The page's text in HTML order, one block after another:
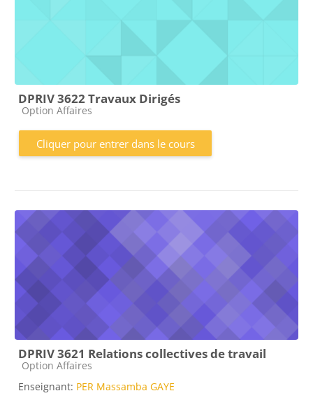
DPRIV 3622 Travaux Dirigés
Catégorie de cours
Option Affaires
Cliquer pour entrer dans le cours
DPRIV 3621 Relations collectives de travail
Catégorie de cours
Option Affaires
Enseignant: PER Massamba GAYE